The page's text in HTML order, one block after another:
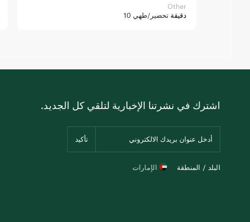
Other
10 دقيقة تحضير/طهي
اشترك في نشرتنا الإخبارية لتلقي كل الجديد.
البلد / المنطقة الإمارات